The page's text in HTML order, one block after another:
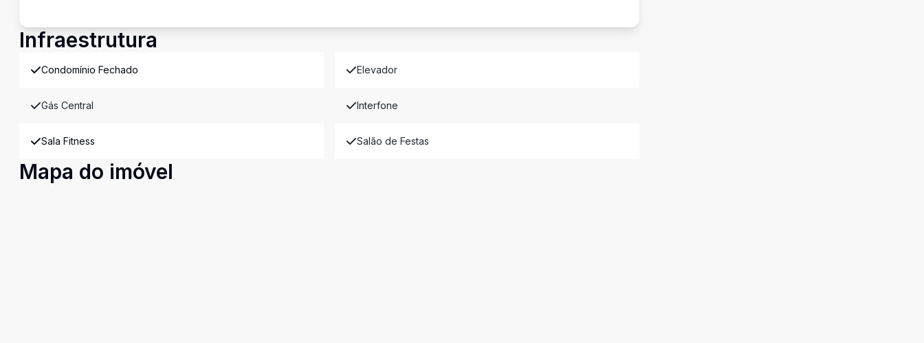
Infraestrutura
Condomínio Fechado Elevador
Gás Central Interfone
Sala Fitness Salão de Festas
Mapa do imóvel